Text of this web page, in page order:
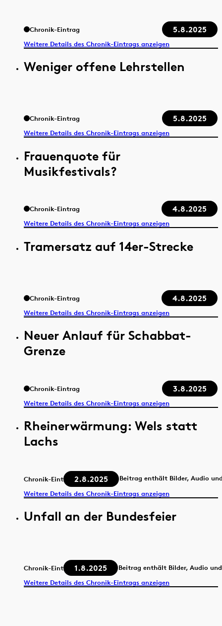
Chronik-Eintrag 5.8.2025
Weitere Details des Chronik-Eintrags anzeigen
Weniger offene Lehrstellen
Chronik-Eintrag 5.8.2025
Weitere Details des Chronik-Eintrags anzeigen
Frauenquote für
Musikfestivals?
Chronik-Eintrag 4.8.2025
Weitere Details des Chronik-Eintrags anzeigen
Tramersatz auf 14er-Strecke
Chronik-Eintrag 4.8.2025
Weitere Details des Chronik-Eintrags anzeigen
Neuer Anlauf für Schabbat-
Grenze
Chronik-Eintrag 3.8.2025
Weitere Details des Chronik-Eintrags anzeigen
Rheinerwärmung: Wels statt
Lachs
Chronik-Eintrag 2.8.2025
Beitrag enthält Bilder, Audio
Weitere Details des Chronik-Eintrags anzeigen
Unfall an der Bundesfeier
Chronik-Eintrag 1.8.2025
Beitrag enthält Bilder, Audio
Weitere Details des Chronik-Eintrags anzeigen